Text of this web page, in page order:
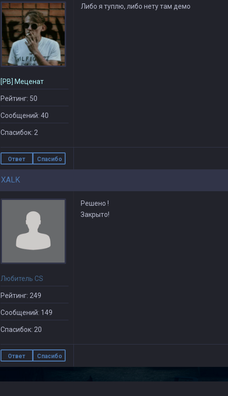
[PB] Меценат
Рейтинг: 50
Сообщений: 40
Спасибок: 2
Либо я туплю, либо нету там демо
Ответ Спасибо
XALK
Любитель CS
Рейтинг: 249
Сообщений: 149
Спасибок: 20
Решено !
Закрыто!
Ответ Спасибо